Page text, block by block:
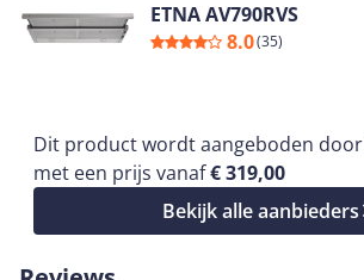
ETNA AV790RVS
8.0(35)
Dit product wordt aangeboden door
met een prijs vanaf€ 319,00
Bekijk alle aanbieders